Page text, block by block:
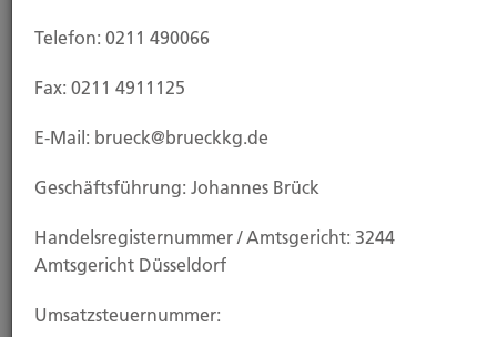
Allgemeine Informationen der Firma Brück
Private Sachversicherungen
Betriebliche Versicherungen
Telefon: 0211 490066
Fax: 0211 4911125
E-Mail: brueck@brueckkg.de
Geschäftsführung: Johannes Brück
Handels­registernummer / Amtsgericht: 3244
Amtsgericht Düsseldorf
Umsatzsteuer­nummer: